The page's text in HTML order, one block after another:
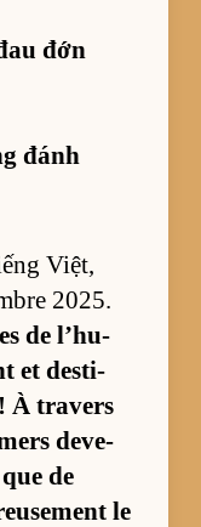
đớn
đánh
Việt,
2025.
de l’­hu­
et des­ti­
À tra­vers
de­ve­
de
le